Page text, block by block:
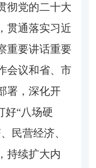
彻党的二十大
贯通落实习近
重要讲话重要
会议和省、市
署，深化开
好“八场硬
民营经济、
持续扩大内